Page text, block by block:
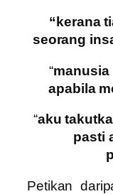
“kerana
seorang
“manusia
apabila
“aku
pasti
Petikan